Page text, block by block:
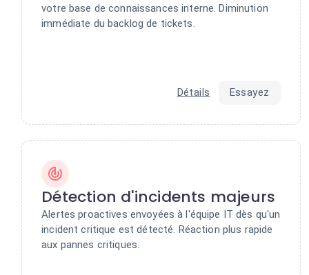
votre base de connaissances interne. Diminution
immédiate du backlog de tickets.
Détails Essayez
Détection d'incidents majeurs
Alertes proactives envoyées à l'équipe IT dès qu'un
incident critique est détecté. Réaction plus rapide
aux pannes critiques.